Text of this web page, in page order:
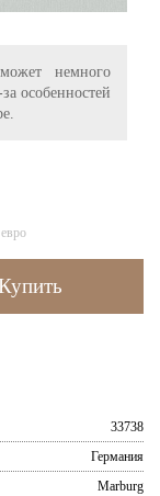
немного
особенностей
33738
Германия
Marburg